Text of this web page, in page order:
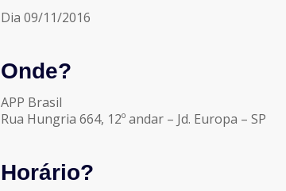
Dia 09/11/2016
Onde?
APP Brasil
Rua Hungria 664, 12º andar – Jd. Europa – SP
Horário?